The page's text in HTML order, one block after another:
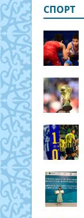
СПОРТ